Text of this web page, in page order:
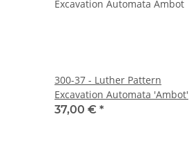
300-37 - Luther Pattern
Excavation Automata 'Ambot'
37,00 € *